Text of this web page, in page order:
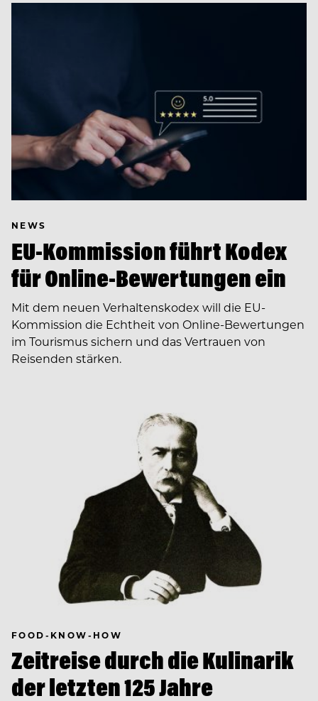
NEWS
EU-Kommission führt Kodex
für Online-Bewertungen ein
Mit dem neuen Verhaltenskodex will die EU-
Kommission die Echtheit von Online-Bewertungen
im Tourismus sichern und das Vertrauen von
Reisenden stärken.
FOOD-KNOW-HOW
Zeitreise durch die Kulinarik
der letzten 125 Jahre